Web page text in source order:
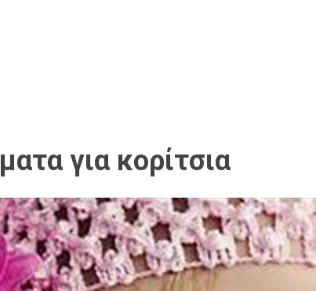
για κορίτσια